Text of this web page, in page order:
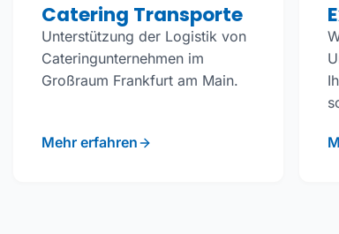
Catering Transporte
Unterstützung der Logistik von
Cateringunternehmen im
Großraum Frankfurt am Main.
Mehr erfahren